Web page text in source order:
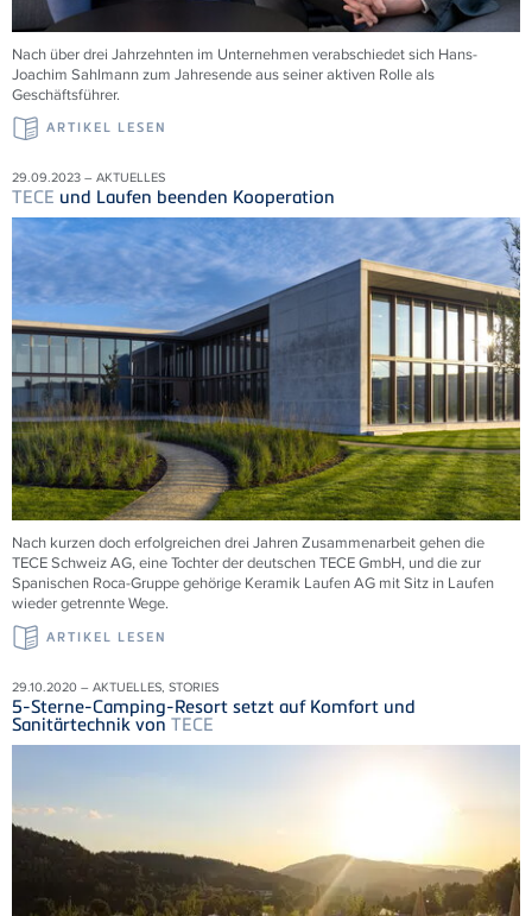
Nach über drei Jahrzehnten im Unternehmen verabschiedet sich Hans-
Joachim Sahlmann zum Jahresende aus seiner aktiven Rolle als
Geschäftsführer.
ARTIKEL LESEN
29.09.2023 – AKTUELLES
TECE und Laufen beenden Kooperation
Nach kurzen doch erfolgreichen drei Jahren Zusammenarbeit gehen die
TECE Schweiz AG, eine Tochter der deutschen TECE GmbH, und die zur
Spanischen Roca-Gruppe gehörige Keramik Laufen AG mit Sitz in Laufen
wieder getrennte Wege.
ARTIKEL LESEN
29.10.2020 – AKTUELLES, STORIES
5-Sterne-Camping-Resort setzt auf Komfort und
Sanitärtechnik von TECE